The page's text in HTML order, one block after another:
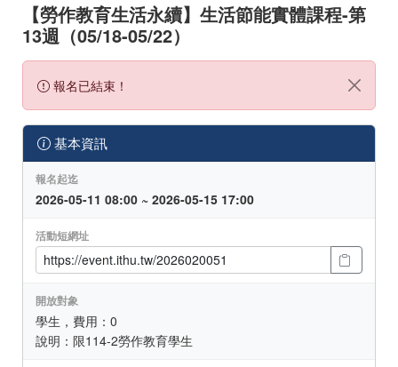
【勞作教育生活永續】生活節能實體課程-第
13週（05/18-05/22）
報名已結束！
基本資訊
報名起迄
2026-05-11 08:00 ~ 2026-05-15 17:00
活動短網址
開放對象
學生，費用：0
說明：限114-2勞作教育學生